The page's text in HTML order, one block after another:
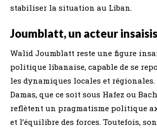
stabiliser la situation au Liban.
Joumblatt, un acteur
Walid Joumblatt reste une figure
politique libanaise, capable de se
les dynamiques locales et régionales.
Damas, que ce soit sous Hafez ou
reflètent un pragmatisme politique
et l’équilibre des forces. Toutefois,